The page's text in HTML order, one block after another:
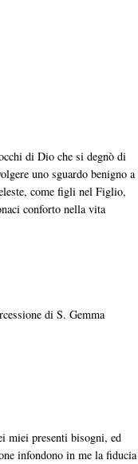
di Dio che si degnò di
uno sguardo benigno a
come figli nel Figlio,
conforto nella vita
di S. Gemma
miei presenti bisogni, ed
infondono in me la fidu­cia